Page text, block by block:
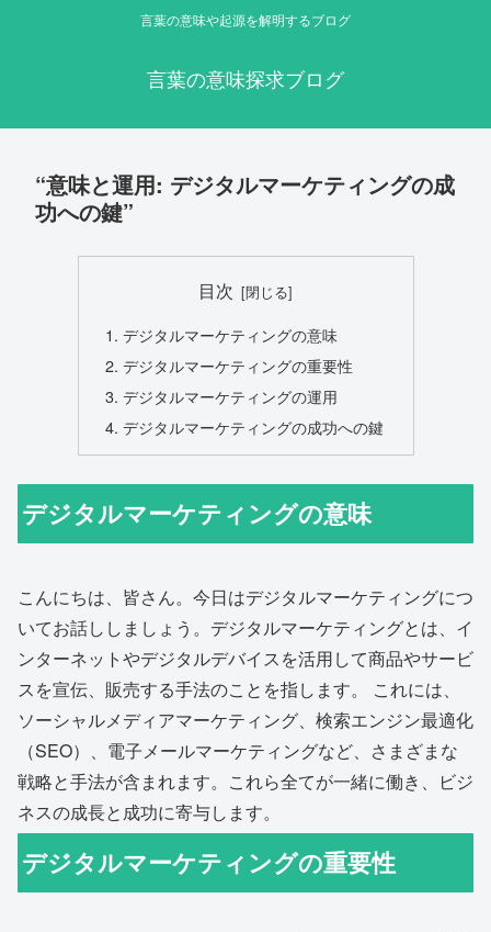
言葉の意味や起源を解明するブログ
言葉の意味探求ブログ
“意味と運用: デジタルマーケティングの成
功への鍵”
目次
デジタルマーケティングの意味
デジタルマーケティングの重要性
デジタルマーケティングの運用
デジタルマーケティングの成功への鍵
デジタルマーケティングの意味
こんにちは、皆さん。今日はデジタルマーケティングにつ
いてお話ししましょう。デジタルマーケティングとは、イ
ンターネットやデジタルデバイスを活用して商品やサービ
スを宣伝、販売する手法のことを指します。 これには、
ソーシャルメディアマーケティング、検索エンジン最適化
（SEO）、電子メールマーケティングなど、さまざまな
戦略と手法が含まれます。これら全てが一緒に働き、ビジ
ネスの成長と成功に寄与します。
デジタルマーケティングの重要性